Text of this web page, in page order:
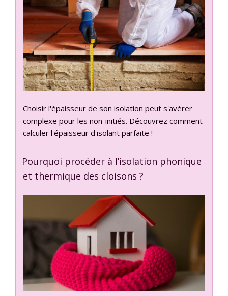
Choisir l'épaisseur de son isolation peut s'avérer
complexe pour les non-initiés. Découvrez comment
calculer l'épaisseur d'isolant parfaite !
Pourquoi procéder à l’isolation phonique
et thermique des cloisons ?